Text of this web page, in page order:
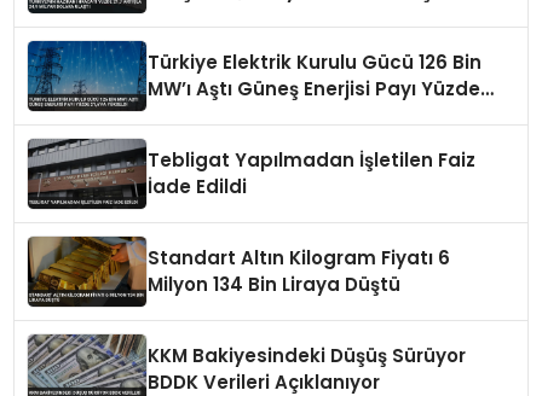
Türkiye Elektrik Kurulu Gücü 126 Bin
MW’ı Aştı Güneş Enerjisi Payı Yüzde
Tebligat Yapılmadan İşletilen Faiz
İade Edildi
Standart Altın Kilogram Fiyatı 6
Milyon 134 Bin Liraya Düştü
KKM Bakiyesindeki Düşüş Sürüyor
BDDK Verileri Açıklanıyor